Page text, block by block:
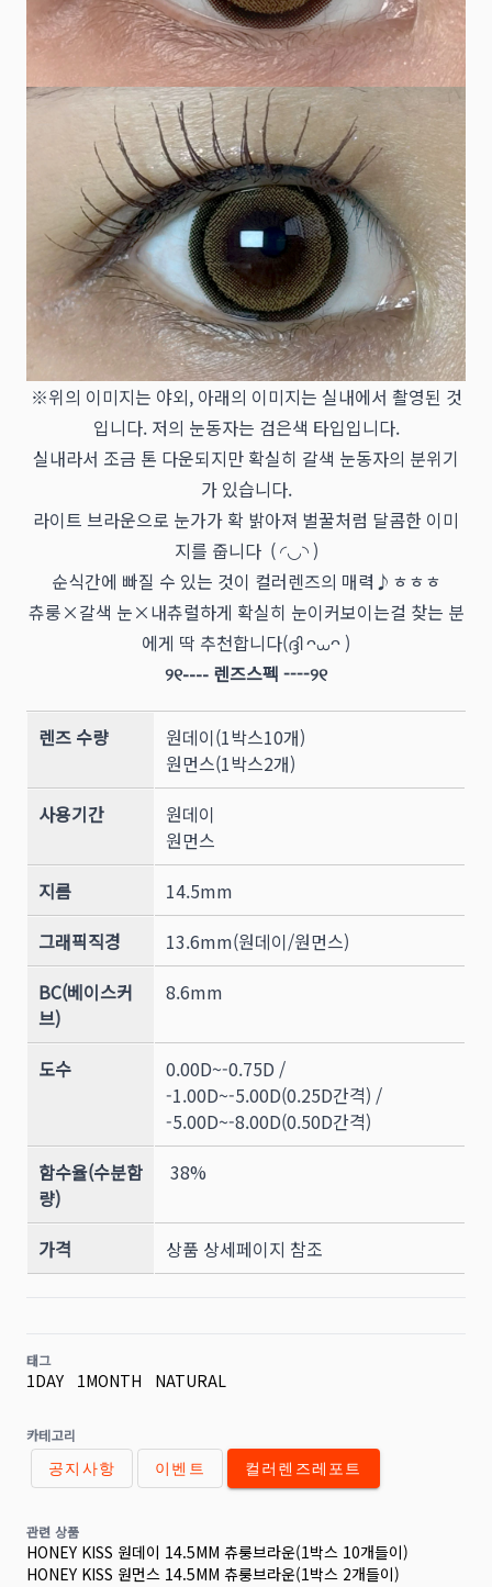
※위의 이미지는 야외, 아래의 이미지는 실내에서 촬영된 것
입니다. 저의 눈동자는 검은색 타입입니다.
실내라서 조금 톤 다운되지만 확실히 갈색 눈동자의 분위기
가 있습니다.
라이트 브라운으로 눈가가 확 밝아져 벌꿀처럼 달콤한 이미
지를 줍니다 ( ◜◡◝ )
순식간에 빠질 수 있는 것이 컬러렌즈의 매력♪ㅎㅎㅎ
츄룽×갈색 눈×내츄럴하게 확실히 눈이커보이는걸 찾는 분
에게 딱 추천합니다(ദ്ദി ᴖ⩊ᴖ )
୨୧---- 렌즈스펙 ----୨୧
렌즈 수량
원데이(1박스10개)
원먼스(1박스2개)
사용기간
원데이
원먼스
지름
14.5mm
그래픽직경
13.6mm(원데이/원먼스)
BC(베이스커
브)
8.6mm
도수
0.00D~-0.75D /
-1.00D~-5.00D(0.25D간격) /
-5.00D~-8.00D(0.50D간격)
함수율(수분함
량)
38%
가격 상품 상세페이지 참조
태그
1DAY 1MONTH NATURAL
카테고리
공지사항 이벤트 컬러렌즈레포트
관련 상품
HONEY KISS 원데이 14.5MM 츄룽브라운(1박스 10개들이)
HONEY KISS 원먼스 14.5MM 츄룽브라운(1박스 2개들이)